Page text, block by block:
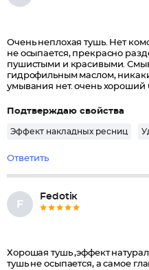
Очень неплохая тушь. Нет
не осыпается, прекрасно
пушистыми и красивыми.
гидрофильным маслом,
умывания нет. очень
Подтверждаю свойства
Эффект накладных ресниц
Ответить
F
Fеdоtiк
Хорошая тушь ,эффект
тушь не осыпается, а самое